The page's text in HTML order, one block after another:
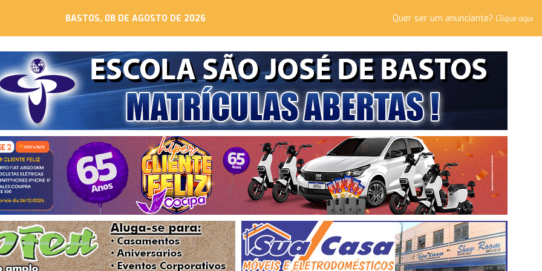
BASTOS, 08 DE AGOSTO DE 2026 Quer ser um anunciante? Clique aqui